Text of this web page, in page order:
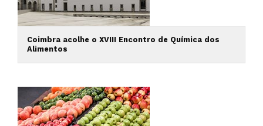
Coimbra acolhe o XVIII Encontro de Química dos
Alimentos